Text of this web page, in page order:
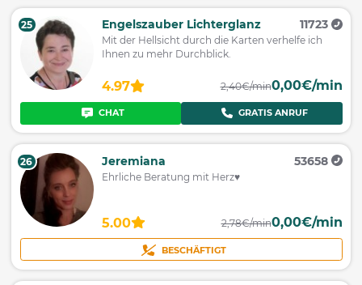
25 Engelszauber Lichterglanz 11723
Mit der Hellsicht durch die Karten verhelfe ich
Ihnen zu mehr Durchblick.
4.97 2,40€/min0,00€/min
CHAT GRATIS ANRUF
26 Jeremiana 53658
Ehrliche Beratung mit Herz♥
5.00 2,78€/min0,00€/min
BESCHÄFTIGT